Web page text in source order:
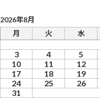
2026年8月
月
火 水
3
4 5
10
11 12
17
18 19
24
25 26
31